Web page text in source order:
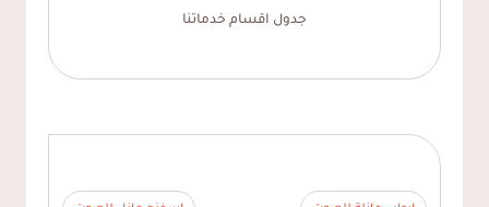
جدول اقسام خدماتنا